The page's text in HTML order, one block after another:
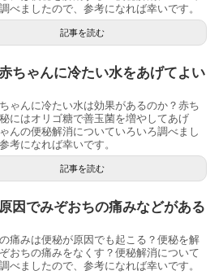
べましたので、参考になれば幸いです。
記事を読む
ちゃんに冷たい水をあげてよい
ゃんに冷たい水は効果があるのか？赤ち
にはオリゴ糖で善玉菌を増やしてあげ
んの便秘解消についていろいろ調べまし
考になれば幸いです。
記事を読む
因でみぞおちの痛みなどがある
痛みは便秘が原因でも起こる？便秘を解
おちの痛みをなくす？便秘解消について
べましたので、参考になれば幸いです。